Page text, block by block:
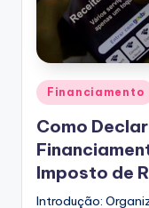
Posted
in
Financiamento
Como
Imposto de
Introdução: